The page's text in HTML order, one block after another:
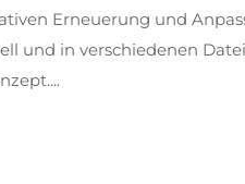
Erneuerung und
und in verschiedenen